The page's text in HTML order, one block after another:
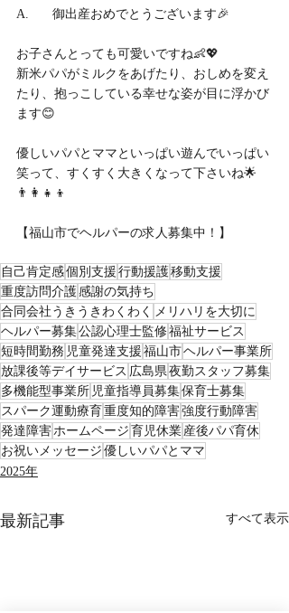
A.	御出産おめでとうございます🎉
お子さんとっても可愛いですね👶💖
新米パパがミルクをあげたり、おしめを変え
たり、抱っこしている幸せな姿が目に浮かび
ます😊
優しいパパとママといっぱい遊んでいっぱい
笑って、すくすく大きくなって下さいね🌟
👨‍👩‍👧‍👦
【福山市でヘルパーの求人募集中！】
自己肯定感個別支援 行動援護 移動支援
重度訪問介護 感謝の気持ち
合同会社うきうきわくわく メリハリを大切に
ヘルパー募集公認心理士監修福祉サービス
短時間勤務 児童発達支援 福山市ヘルパー事業所
放課後等デイサービス 広島県夜勤スタッフ募集
多機能型事業所 児童指導員募集保育士募集
スパーク運動療育 重度知的障害強度行動障害
発達障害ホームページ 育児休業 産後パパ育休
お祝いメッセージ 優しいパパとママ
2025年
最新記事 すべて表示